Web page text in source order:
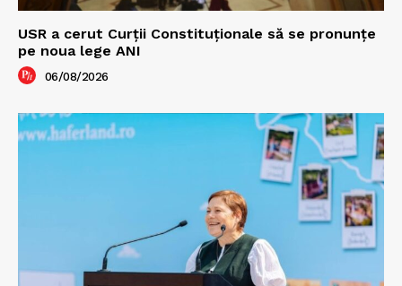
USR a cerut Curții Constituționale să se pronunțe
pe noua lege ANI
06/08/2026